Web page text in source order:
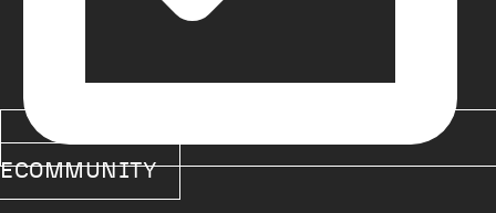
ECOMMUNITY